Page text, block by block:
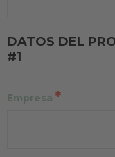
DATOS DEL
#1
Empresa *